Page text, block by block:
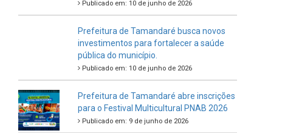
Publicado em: 10 de junho de 2026
Prefeitura de Tamandaré busca novos
investimentos para fortalecer a saúde
pública do município.
Publicado em: 10 de junho de 2026
Prefeitura de Tamandaré abre inscrições
para o Festival Multicultural PNAB 2026
Publicado em: 9 de junho de 2026